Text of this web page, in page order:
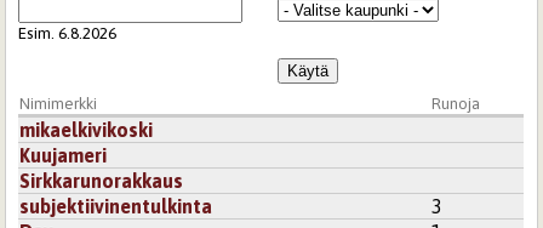
Esim. 6.8.2026
Nimimerkki Runoja
mikaelkivikoski
Kuujameri
Sirkkarunorakkaus
subjektiivinentulkinta
3